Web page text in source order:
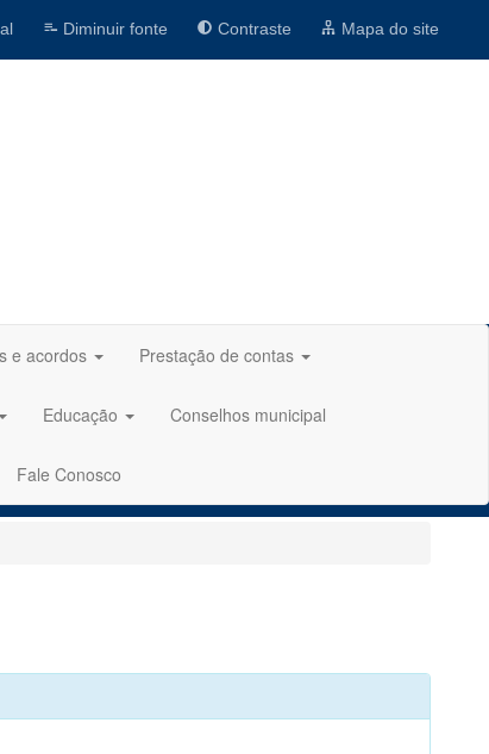
Diminuir fonte Contraste Mapa do site
e acordos Prestação de contas
Educação Conselhos municipal
Fale Conosco